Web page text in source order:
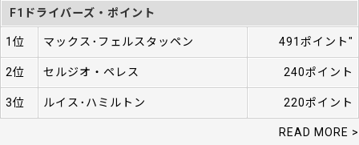
F1ドライバーズ・ポイント
1位 マックス･フェルスタッペン 491ポイント"
2位 セルジオ・ペレス 240ポイント
3位 ルイス･ハミルトン 220ポイント
READ MORE >